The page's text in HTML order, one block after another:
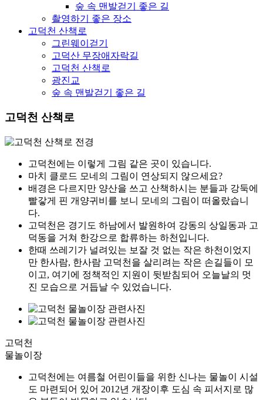
숲 속 맨발걷기 좋은 길
촬영하기 좋은 장소
고덕천 산책로
그린웨이걷기
고덕산 무장애자락길
고덕천 산책로
광진교
숲 속 맨발걷기 좋은 길
고덕천 산책로
고덕천에는 이렇게 그림 같은 곳이 있습니다.
마치 클로드 모네의 그림이 연상되지 않으세요?
배경은 다르지만 양산을 쓰고 산책하시는 분들과 강둑에
빨갛게 핀 개양귀비를 보니 모네의 그림이 떠올랐습니
다.
고덕천은 경기도 하남에서 발원하여 강동의 상일동과 고
덕동을 거쳐 한강으로 합류하는 하천입니다.
한때 쓰레기가 널려있는 보잘 것 없는 작은 하천이었지
만 한사람, 한사람 고덕천을 살리려는 작은 손길들이 모
이고, 여기에 정책적인 지원이 뒷받침되어 오늘날의 멋
진 모습으로 거듭날 수 있었습니다.
고덕천
물놀이장
고덕천에는 여름철 어린이들을 위한 신나는 물놀이 시설
도 마련되어 있어 2012년 개장이후 도심 속 피서지로 많